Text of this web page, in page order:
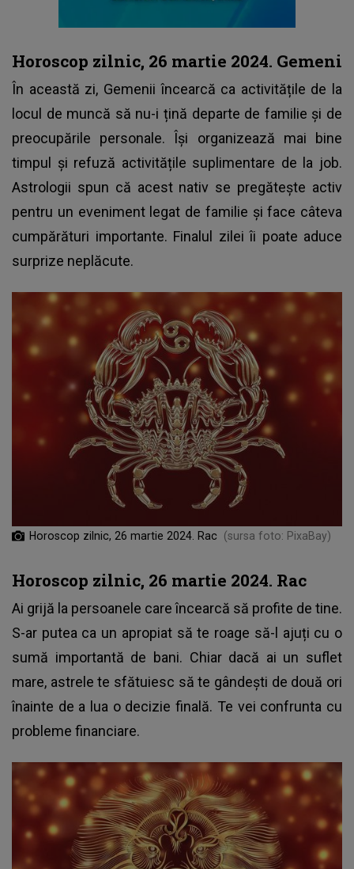
Horoscop zilnic, 26 martie 2024. Gemeni
În această zi, Gemenii încearcă ca activitățile de la
locul de muncă să nu-i țină departe de familie și de
preocupările personale. Își organizează mai bine
timpul și refuză activitățile suplimentare de la job.
Astrologii spun că acest nativ se pregătește activ
pentru un eveniment legat de familie și face câteva
cumpărături importante. Finalul zilei îi poate aduce
surprize neplăcute.
Horoscop zilnic, 26 martie 2024. Rac (sursa foto: PixaBay)
Horoscop zilnic, 26 martie 2024. Rac
Ai grijă la persoanele care încearcă să profite de tine.
S-ar putea ca un apropiat să te roage să-l ajuți cu o
sumă importantă de bani. Chiar dacă ai un suflet
mare, astrele te sfătuiesc să te gândești de două ori
înainte de a lua o decizie finală. Te vei confrunta cu
probleme financiare.